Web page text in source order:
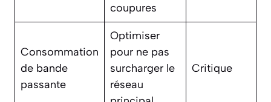
coupures
Consommation
de bande
passante
Optimiser
pour ne pas
surcharger le
réseau
Critique